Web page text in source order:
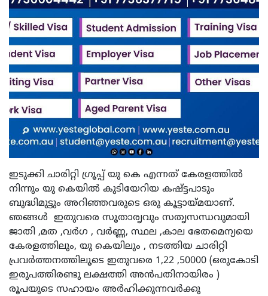
ഇടുക്കി ചാരിറ്റി ഗ്രൂപ്പ് യു കെ എന്നത് കേരളത്തിൽ
നിന്നും യു കെയിൽ കുടിയേറിയ കഷ്ട്ടപാടും
ബുദ്ധിമുട്ടും അറിഞ്ഞവരുടെ ഒരു കൂട്ടായ്‌മയാണ്‌.
ഞങ്ങൾ ‍ ഇതുവരെ സൂതാരൃവും സതൃസന്ധവുമായി
ജാതി ,മത ,വർഗ , വർണ്ണ, സ്ഥല ,കാല ഭേതമെന്യയെ
കേരളത്തിലും, യു കെയിലും , നടത്തിയ ചാരിറ്റി
പ്രവർത്തനത്തിലൂടെ ഇതുവരെ 1,22 ,50000 (ഒരുകോടി
ഇരുപത്തിരണ്ടു ലക്ഷത്തി അൻപതിനായിരം )
രൂപയുടെ സഹായം അർഹിക്കുന്നവർക്കു